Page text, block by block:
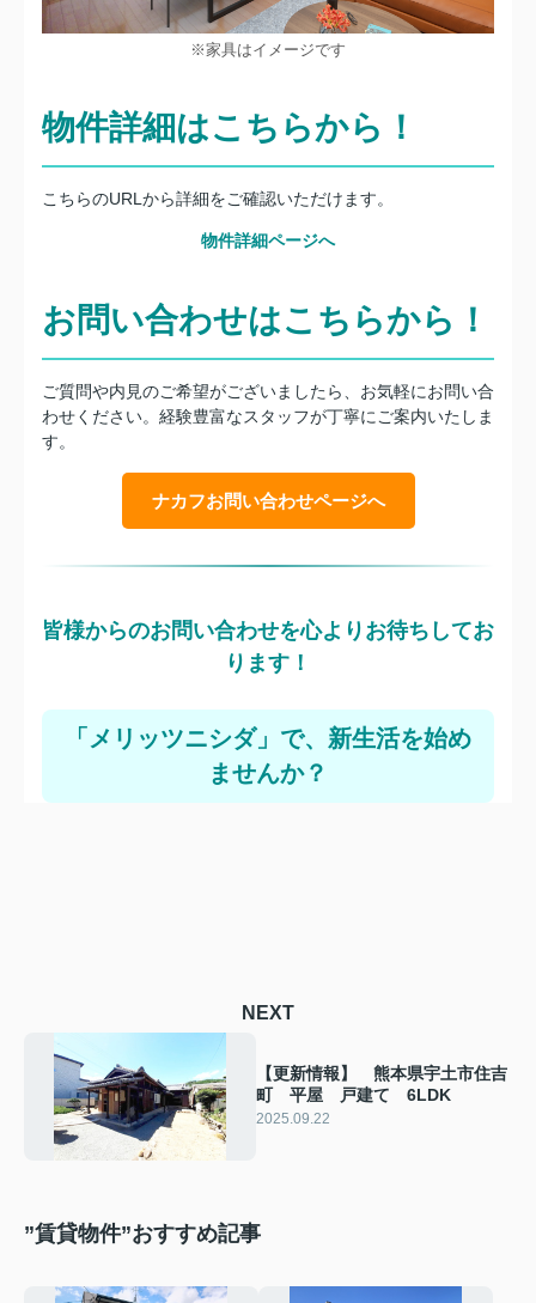
※家具はイメージです
物件詳細はこちらから！
こちらのURLから詳細をご確認いただけます。
物件詳細ページへ
お問い合わせはこちらから！
ご質問や内見のご希望がございましたら、お気軽にお問い合
わせください。経験豊富なスタッフが丁寧にご案内いたしま
す。
ナカフお問い合わせページへ
皆様からのお問い合わせを心よりお待ちしてお
ります！
「 メリッツニシダ」で、新生活を始め
ませんか？
NEXT
【更新情報】 熊本県宇土市住吉
町 平屋 戸建て 6LDK
2025.09.22
”賃貸物件”おすすめ記事